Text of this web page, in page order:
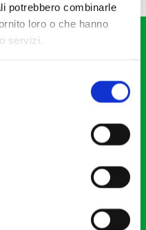
potrebbero combinarle
loro o che hanno
servizi.